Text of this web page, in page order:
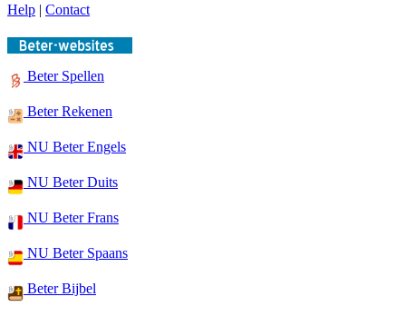
Help | Contact
Beter Spellen
Beter Rekenen
NU Beter Engels
NU Beter Duits
NU Beter Frans
NU Beter Spaans
Beter Bijbel